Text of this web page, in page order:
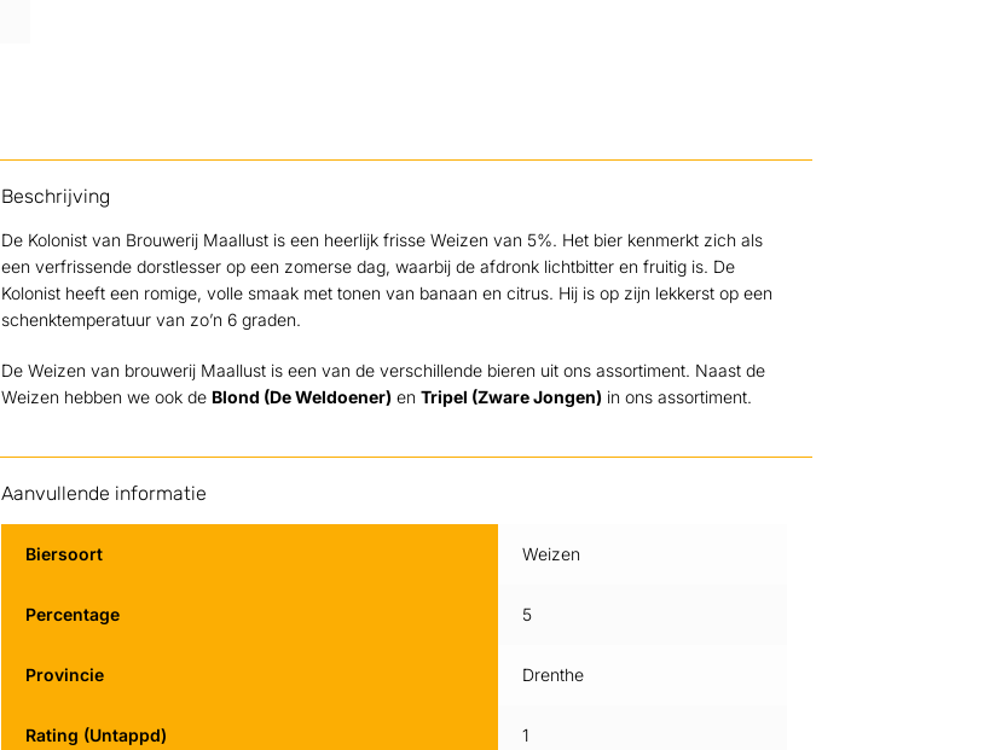
Beschrijving
De Kolonist van Brouwerij Maallust is een heerlijk frisse Weizen van 5%. Het bier kenmerkt zich als
een verfrissende dorstlesser op een zomerse dag, waarbij de afdronk lichtbitter en fruitig is. De
Kolonist heeft een romige, volle smaak met tonen van banaan en citrus. Hij is op zijn lekkerst op een
schenktemperatuur van zo’n 6 graden.
De Weizen van brouwerij Maallust is een van de verschillende bieren uit ons assortiment. Naast de
Weizen hebben we ook de Blond (De Weldoener) en Tripel (Zware Jongen) in ons assortiment.
Aanvullende informatie
Biersoort Weizen
Percentage 5
Provincie Drenthe
Rating (Untappd) 1